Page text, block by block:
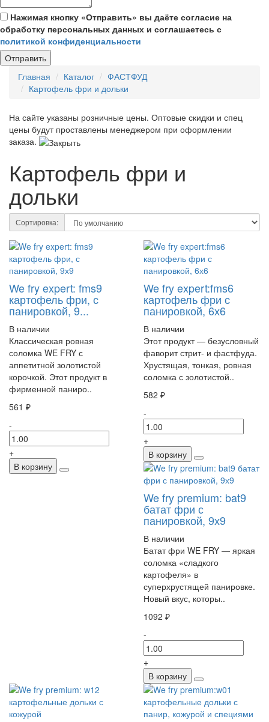
Нажимая кнопку «Отправить» вы даёте согласие на
обработку персональных данных и соглашаетесь с
политикой конфиденциальности
Отправить
Главная
Каталог
ФАСТФУД
Картофель фри и дольки
На сайте указаны розничные цены. Оптовые скидки и спец
цены будут проставлены менеджером при оформлении
заказа.
Картофель фри и
дольки
Сортировка:
We fry expert: fms9
картофель фри, с
панировкой, 9...
В наличии
Классическая ровная
соломка WE FRY с
аппетитной золотистой
корочкой. Этот продукт в
фирменной паниро..
561 ₽
-
+
В корзину
We fry expert:fms6
картофель фри с
панировкой, 6х6
В наличии
Этот продукт — безусловный
фаворит стрит- и фастфуда.
Хрустящая, тонкая, ровная
соломка с золотистой..
582 ₽
-
+
В корзину
We fry premium: bat9
батат фри с
панировкой, 9х9
В наличии
Батат фри WE FRY — яркая
соломка «сладкого
картофеля» в
суперхрустящей панировке.
Новый вкус, которы..
1092 ₽
-
+
В корзину